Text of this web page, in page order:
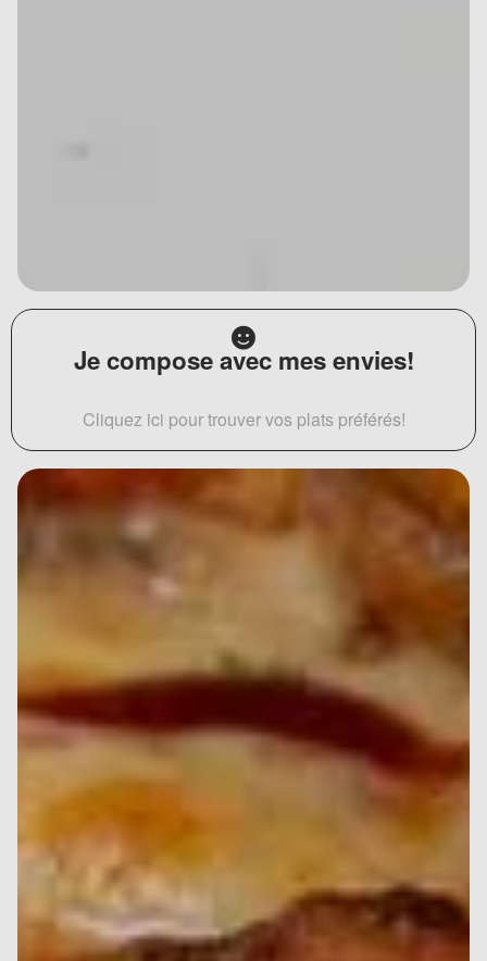
Je compose avec mes envies!
Cliquez ici pour trouver vos plats préférés!